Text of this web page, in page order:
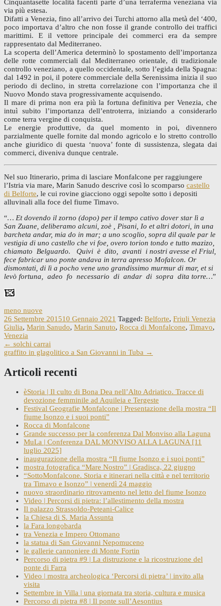
Cinquantasette località facenti parte d’una terraferma veneziana via
via più estesa.
Difatti a Venezia, fino all’arrivo dei Turchi attorno alla metà del ‘400,
poco importava d’altro che non fosse il grande controllo dei traffici
marittimi. E il vettore principale dei commerci era da sempre
rappresentato dal Mediterraneo.
La scoperta dell’America determinò lo spostamento dell’importanza
delle rotte commerciali dal Mediterraneo orientale, di tradizionale
controllo veneziano, a quello occidentale, sotto l’egida della Spagna:
dal 1492 in poi, il potere commerciale della Serenissima inizia il suo
periodo di declino, in stretta correlazione con l’importanza che il
Nuovo Mondo stava progressivamente acquisendo.
Il mare di prima non era più la fortuna definitiva per ‪‎Venezia, che
intuì subito l’importanza dell’entroterra, iniziando a considerarlo
come terra vergine di conquista.
Le energie produttive, da quel momento in poi, divennero
parzialmente quelle fornite dal mondo agricolo e lo stretto controllo
anche giuridico di questa ‘nuova’ fonte di sussistenza, slegata dai
commerci, diveniva dunque centrale.
Nel suo Itinerario, prima di lasciare Monfalcone per raggiungere
l’Istria via mare, Marin Sanudo descrive così lo scomparso castello
di Belforte, le cui rovine giacciono oggi sepolte sotto i depositi
alluvinali alla foce del fiume Timavo.
“… Et dovendo il zorno (dopo) per il tempo cativo dover star lì a
San Zuane, deliberamo alcuni, zoè , Pisani, Io et altri dotori, in una
barcheta andar, mia do in mar; a uno scoglio, sopra dil quale par le
vestigia di uno castello che vi foe, overo torion tondo e tutto mazizo,
chiamato Belguardo. Quivi è dito, avanti i nostri avesse el Friul,
fece fabricar uno ponte andava in terra apresso Mofalcon. Or
dismontati, di lì a pocho vene uno grandissimo murmur di mar, et si
levò fortuna, adeo fo necessario di andar di sopra dita torre…”
meno nuove
26 Settembre 201510 Gennaio 2021 Tagged: Belforte, Friuli Venezia
Giulia, Marin Sanudo, Marin Sanuto, Rocca di Monfalcone, Timavo,
Venezia
Post
navigation
← solchi carrai
graffito in glagolitico a San Giovanni in Tuba →
Articoli recenti
èStoria | Il culto di Bona Dea nell’Alto Adriatico. Tracce di
devozione femminile ad Aquileia e Tergeste
Festival Geografie Monfalcone | Presentazione della mostra “Il
fiume Isonzo e i suoi ponti”
Rocca di Monfalcone
Grande successo per la conferenza Dal Monviso alla Laguna
MuLa | Conferenza DAL MONVISO ALLA LAGUNA [11
luglio 2025]
inaugurazione della mostra “Il fiume Isonzo e i suoi ponti”
mostra fotografica “Mare Nostro” | Gradisca, 22 giugno
“SottoMonfalcone. Storia e itinerari nella città e nel territorio
tra Timavo e Isonzo” | venerdì 24 maggio
nuovo straordinario ritrovamento nel letto del fiume Isonzo
Video | Percorsi di pietra: l’allestimento della mostra
Il palazzo Strassoldo-Peteani-Calice
la Chiesa di S. Maria Assunta
la Fara longobarda
tra Venezia e Impero Ottomano
la statua di San Giovanni Nepomuceno
le gallerie cannoniere di Monte Fortin
Percorso di pietra #9 | La distruzione e la ricostruzione del
ponte di Farra
Video | mostra archeologica ‘Percorsi di pietra’ | invito alla
visita
Settembre in Villa | una giornata tra storia, cultura e musica
Percorso di pietra #8 | Il ponte sull’Aesontius